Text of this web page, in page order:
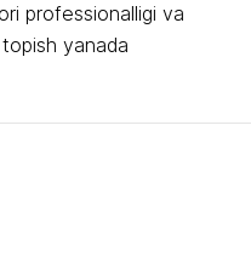
professionalligi va
yanada